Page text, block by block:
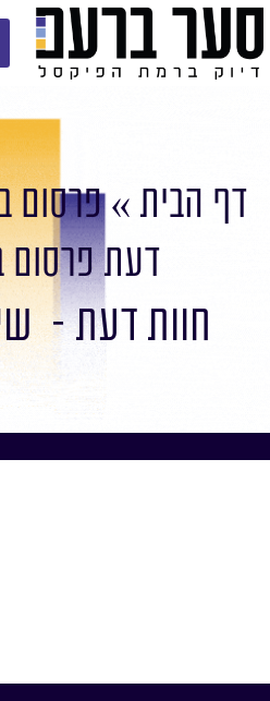
דף הבית »פרסום
דעת פרסום
חוות דעת -